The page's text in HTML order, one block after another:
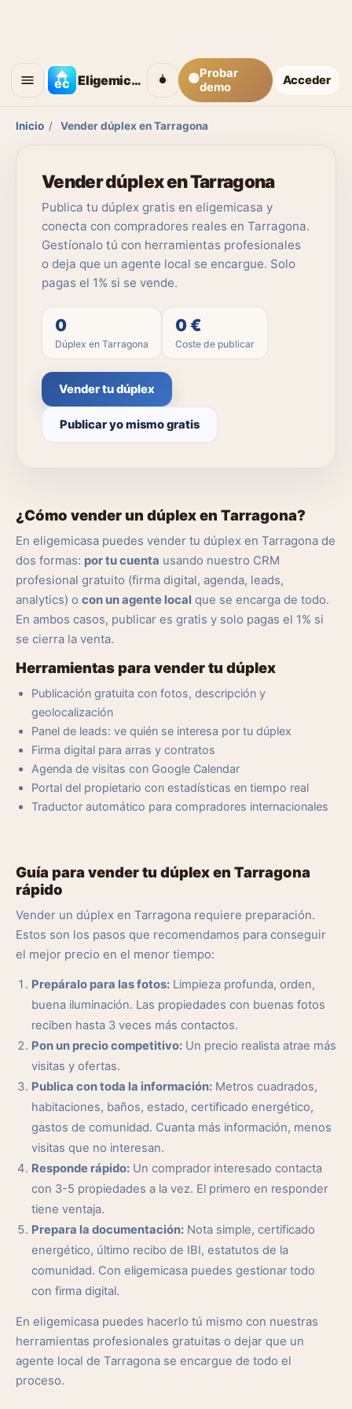
Eligemicasa 🟡Probar
demo
Acceder
Inicio / Vender dúplex en Tarragona
Vender dúplex en Tarragona
Publica tu dúplex gratis en eligemicasa y
conecta con compradores reales en Tarragona.
Gestíonalo tú con herramientas profesionales
o deja que un agente local se encargue. Solo
pagas el 1% si se vende.
0
Dúplex en Tarragona
0 €
Coste de publicar
Vender tu dúplex
Publicar yo mismo gratis
¿Cómo vender un dúplex en Tarragona?
En eligemicasa puedes vender tu dúplex en Tarragona de
dos formas: por tu cuenta usando nuestro CRM
profesional gratuito (firma digital, agenda, leads,
analytics) o con un agente local que se encarga de todo.
En ambos casos, publicar es gratis y solo pagas el 1% si
se cierra la venta.
Herramientas para vender tu dúplex
Publicación gratuita con fotos, descripción y
geolocalización
Panel de leads: ve quién se interesa por tu dúplex
Firma digital para arras y contratos
Agenda de visitas con Google Calendar
Portal del propietario con estadísticas en tiempo real
Traductor automático para compradores internacionales
Guía para vender tu dúplex en Tarragona
rápido
Vender un dúplex en Tarragona requiere preparación.
Estos son los pasos que recomendamos para conseguir
el mejor precio en el menor tiempo:
Prepáralo para las fotos: Limpieza profunda, orden,
buena iluminación. Las propiedades con buenas fotos
reciben hasta 3 veces más contactos.
Pon un precio competitivo: Un precio realista atrae más
visitas y ofertas.
Publica con toda la información: Metros cuadrados,
habitaciones, baños, estado, certificado energético,
gastos de comunidad. Cuanta más información, menos
visitas que no interesan.
Responde rápido: Un comprador interesado contacta
con 3-5 propiedades a la vez. El primero en responder
tiene ventaja.
Prepara la documentación: Nota simple, certificado
energético, último recibo de IBI, estatutos de la
comunidad. Con eligemicasa puedes gestionar todo
con firma digital.
En eligemicasa puedes hacerlo tú mismo con nuestras
herramientas profesionales gratuitas o dejar que un
agente local de Tarragona se encargue de todo el
proceso.